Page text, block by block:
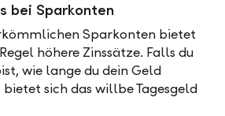
bei Sparkonten
Sparkonten bietet
höhere Zinssätze. Falls du
wie lange du dein Geld
sich das willbe Tagesgeld